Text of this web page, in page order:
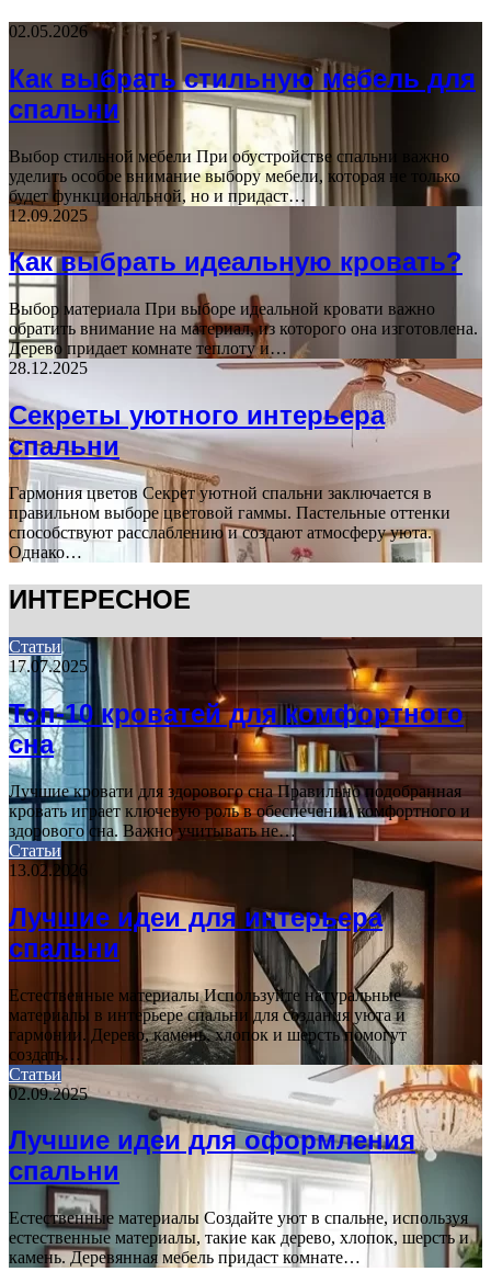
02.05.2026
Как выбрать стильную мебель для
спальни
Выбор стильной мебели При обустройстве спальни важно
уделить особое внимание выбору мебели, которая не только
будет функциональной, но и придаст…
12.09.2025
Как выбрать идеальную кровать?
Выбор материала При выборе идеальной кровати важно
обратить внимание на материал, из которого она изготовлена.
Дерево придает комнате теплоту и…
28.12.2025
Секреты уютного интерьера
спальни
Гармония цветов Секрет уютной спальни заключается в
правильном выборе цветовой гаммы. Пастельные оттенки
способствуют расслаблению и создают атмосферу уюта.
Однако…
ИНТЕРЕСНОЕ
Статьи
17.07.2025
Топ-10 кроватей для комфортного
сна
Лучшие кровати для здорового сна Правильно подобранная
кровать играет ключевую роль в обеспечении комфортного и
здорового сна. Важно учитывать не…
Статьи
13.02.2026
Лучшие идеи для интерьера
спальни
Естественные материалы Используйте натуральные
материалы в интерьере спальни для создания уюта и
гармонии. Дерево, камень, хлопок и шерсть помогут
создать…
Статьи
02.09.2025
Лучшие идеи для оформления
спальни
Естественные материалы Создайте уют в спальне, используя
естественные материалы, такие как дерево, хлопок, шерсть и
камень. Деревянная мебель придаст комнате…